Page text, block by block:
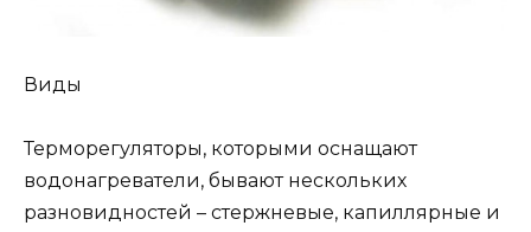
Виды
Терморегуляторы, которыми оснащают
водонагреватели, бывают нескольких
разновидностей – стержневые, капиллярные и